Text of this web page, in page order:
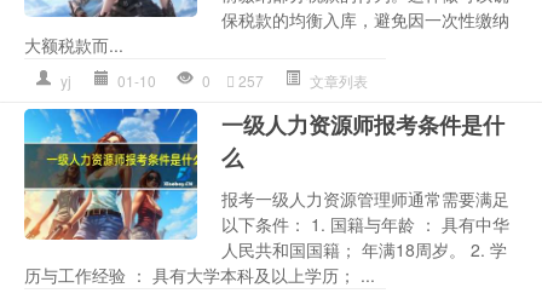
保税款的均衡入库，避免因一次性缴纳
大额税款而...
yj 01-10 0 257 文章列表
一级人力资源师报考条件是什
么
报考一级人力资源管理师通常需要满足
以下条件： 1. 国籍与年龄 ： 具有中华
人民共和国国籍； 年满18周岁。 2. 学
历与工作经验 ： 具有大学本科及以上学历； ...